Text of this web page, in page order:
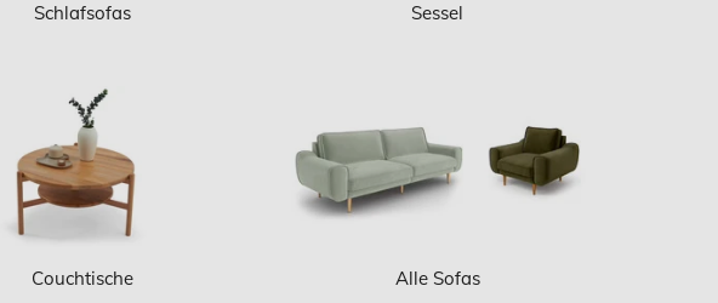
Schlafsofas Sessel
Couchtische Alle Sofas